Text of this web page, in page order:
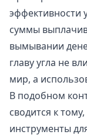
эффективности
суммы
вымывании
главу угла не
мир, а
В подобном
сводится к
инструменты